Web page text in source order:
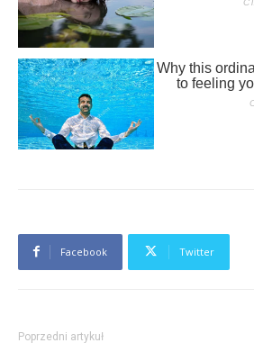
Facebook Twitter
Poprzedni artykuł